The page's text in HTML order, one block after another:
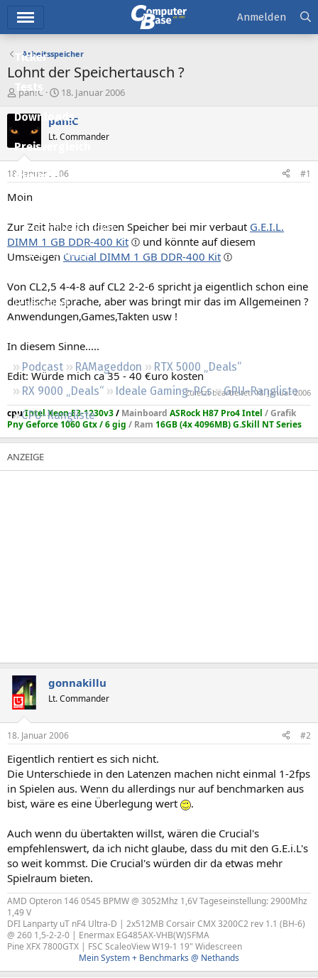
Ticker
Tests
Downloads
Preisvergleich
Forum
Aktuelles
Empfohlene Inhalte
Neue Beiträge
Leserartikel
Podcast RAMageddon
RTX 5000 „Deals“
RX 9000 „Deals“
Ideale Gaming-PCs
GPU-Rangliste
CPU-Rangliste
Anmelden
Arbeitsspeicher
Lohnt der Speichertausch ?
E
s
t
e
e
r
pan!C
E
s
e
l
t
18. Januar 2006
pan!C
Lt. Commander
18. Januar 2006 #1
Moin
Zur Zeit habe ich diesen Speicher bei mir verbaut G.E.I.L.
DIMM 1 GB DDR-400 Kit
und könnte auf diesem
Umsteigen Crucial DIMM 1 GB DDR-400 Kit
Von CL2,5 4-4-8 auf CL2 2-2-6 spricht ja eigentlich schon eine
deutlische Sprache, aber was bringt mir das im Allgemeinen ?
Anwendungen,Games,Takten usw !
In diesem Sinne.....
Edit: Würde mich ca 35 - 40 €uro kosten
Zuletzt bearbeitet:18. Januar 2006
cpuIntel Xeon E3-1230v3/ Mainboard ASRock H87 Pro4 Intel /Grafik
Pny Geforce 1060 Gtx / 6 gig / Ram 16GB (4x 4096MB) G.Skill NT Series
gonnakillu
Lt. Commander
18. Januar 2006 #2
Eigentlich rentiert es sich nicht.
Die Unterschiede in den Latenzen machen nicht einmal 1-2fps
in Spielen aus. Wenn du allerdings nur auf benchmarken aus
bist, wäre es eine Überlegung wert
.
Auch wenn du übertakten willst, wären die Crucial's
empfehlenswert, da ich nicht glaube, dass du mit den G.E.i.L's
so weit kommst. Die Crucial's würden dir da etwas mehr
Spielraum bieten.
AMD Opteron 146 0545 BPMW @ 3052Mhz 1,6V Tageseinstellung: 2900Mhz
1,49 V
DFI Lanparty uT nF4 Ultra-D | 2x512MB Corsair CMX 3200C2 rev 1.1 (BH-6)
@ 260 1,5-2-2-0 | Enermax EG485AX-VHB(W)SFMA
Pine XFX 7800GTX | FSC ScaleoView W19-1 19" Widescreen
Mein System + Benchmarks @ Nethands